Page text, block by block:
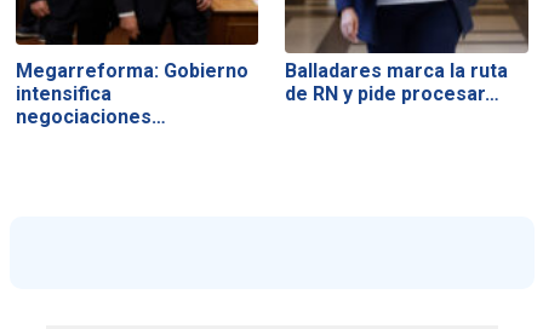
Megarreforma: Gobierno
intensifica
negociaciones…
Balladares marca la ruta
de RN y pide procesar…